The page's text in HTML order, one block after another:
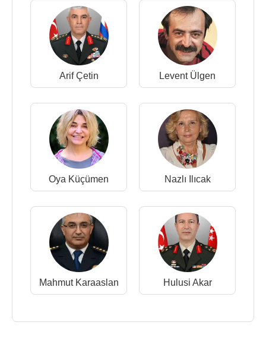
Arif Çetin Levent Ülgen
Oya Küçümen Nazlı Ilıcak
Mahmut Karaaslan Hulusi Akar